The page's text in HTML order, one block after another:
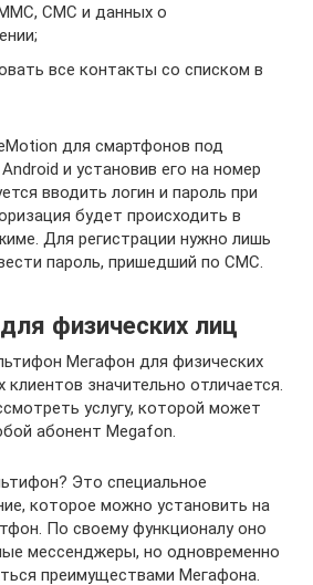
СМС и данных о
все контакты со списком в
для смартфонов под
и установив его на номер
вводить логин и пароль при
будет происходить в
Для регистрации нужно лишь
пароль, пришедший по СМС.
физических лиц
Мегафон для физических
значительно отличается.
услугу, которой может
абонент Megafon.
Это специальное
которое можно установить на
По своему функционалу оно
мессенджеры, но одновременно
преимуществами Мегафона.